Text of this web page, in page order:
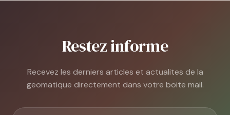
Restez informe
Recevez les derniers articles et actualites de la
geomatique directement dans votre boite mail.